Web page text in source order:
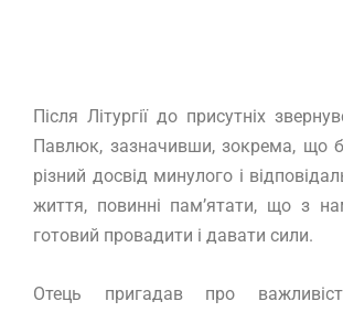
Після Літургії до присутніх
Павлюк, зазначивши, зокрема, що
різний досвід минулого і
життя, повинні пам’ятати, що з
готовий провадити і давати сили.
Отець пригадав про